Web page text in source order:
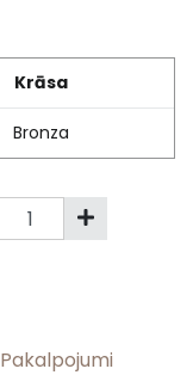
Krāsa
Bronza
Pakalpojumi